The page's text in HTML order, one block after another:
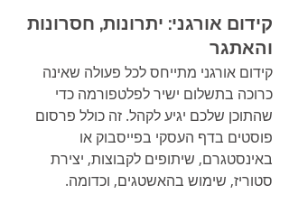
קידום אורגני: יתרונות, חסרונות
והאתגר
קידום אורגני מתייחס לכל פעולה שאינה
כרוכה בתשלום ישיר לפלטפורמה כדי
שהתוכן שלכם יגיע לקהל. זה כולל פרסום
פוסטים בדף העסקי בפייסבוק או
באינסטגרם, שיתופים לקבוצות, יצירת
סטוריז, שימוש בהאשטגים, וכדומה.